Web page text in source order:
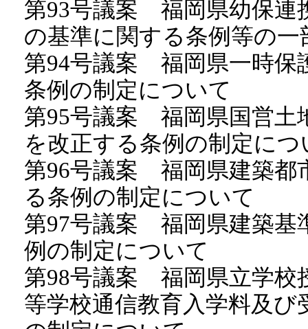
第93号議案 福岡県幼保連
の基準に関する条例等の
第94号議案 福岡県一時保
条例の制定について
第95号議案 福岡県国営土
を改正する条例の制定につ
第96号議案 福岡県建築都
る条例の制定について
第97号議案 福岡県建築基
例の制定について
第98号議案 福岡県立学校
等学校通信教育入学料及